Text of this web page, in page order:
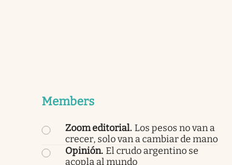
Members
Zoom editorial. Los pesos no van a
crecer, solo van a cambiar de mano
Opinión. El crudo argentino se
acopla al mundo